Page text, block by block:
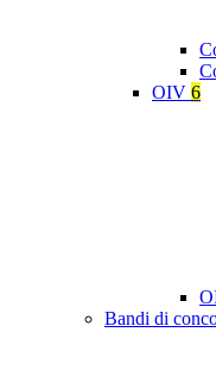
OIV 6
Bandi di